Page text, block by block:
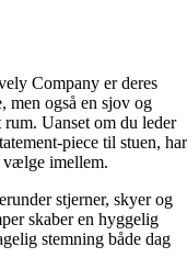
Company er deres
men også en sjov og
Uanset om du leder
piece til stuen, har
imellem.
stjerner, skyer og
skaber en hyggelig
stemning både dag